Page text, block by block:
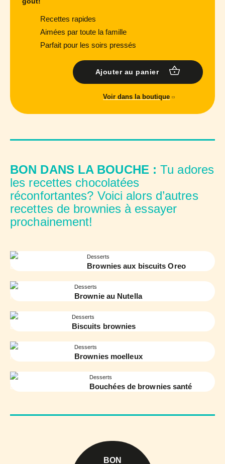
Recettes rapides
Aimées par toute la famille
Parfait pour les soirs pressés
Ajouter au panier
Voir dans la boutique
BON DANS LA BOUCHE : Tu adores
les recettes chocolatées
réconfortantes? Voici alors d’autres
recettes de brownies à essayer
prochainement!
Desserts
Brownies aux biscuits Oreo
Desserts
Brownie au Nutella
Desserts
Biscuits brownies
Desserts
Brownies moelleux
Desserts
Bouchées de brownies santé
BON